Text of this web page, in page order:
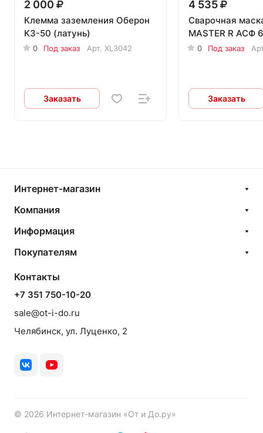
2 000
Клемма заземления Оберон
КЗ-50 (латунь)
0 Под заказ Арт. XL3042
Заказать
4 535
Сварочная
MASTER R АСФ
0 Под заказ
Заказать
Интернет-магазин
Компания
Информация
Покупателям
Контакты
+7 351 750-10-20
sale@ot-i-do.ru
Челябинск, ул. Луценко, 2
© 2026 Интернет-магазин «От и До.ру»